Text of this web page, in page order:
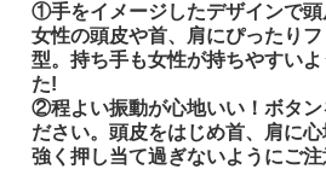
①手をイメージしたデザインで
女性の頭皮や首、肩にぴったり
型。持ち手も女性が持ちやすい
た!
②程よい振動が心地いい！ボタン
ださい。頭皮をはじめ首、肩に心
強く押し当て過ぎないようにご